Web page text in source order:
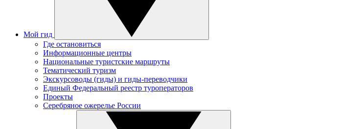
Мой гид
Где остановиться
Информационные центры
Национальные туристские маршруты
Тематический туризм
Экскурсоводы (гиды) и гиды-переводчики
Единый Федеральный реестр туроператоров
Проекты
Серебряное ожерелье России